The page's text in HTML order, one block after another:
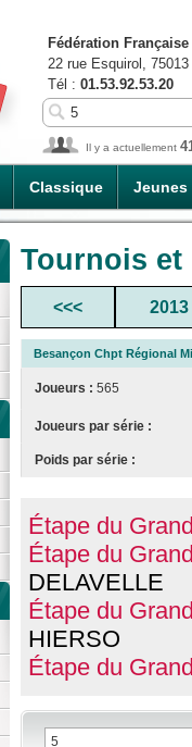
Classique Jeunes
Fédération
22 rue Esquirol,
Tél : 01.53.92.53.20
Il y a actuellement
Tournois
<<< 2013
Besançon Chpt Régional
Joueurs : 565
Joueurs par série :
Poids par série :
Étape du
Étape du
DELAVELLE
Étape du
HIERSO
Étape du